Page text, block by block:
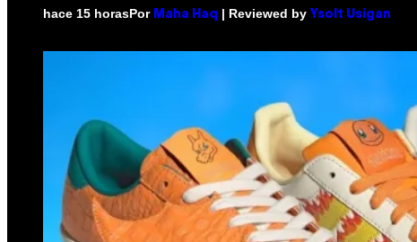
hace 15 horasPor Maha Haq | Reviewed by Ysolt Usigan